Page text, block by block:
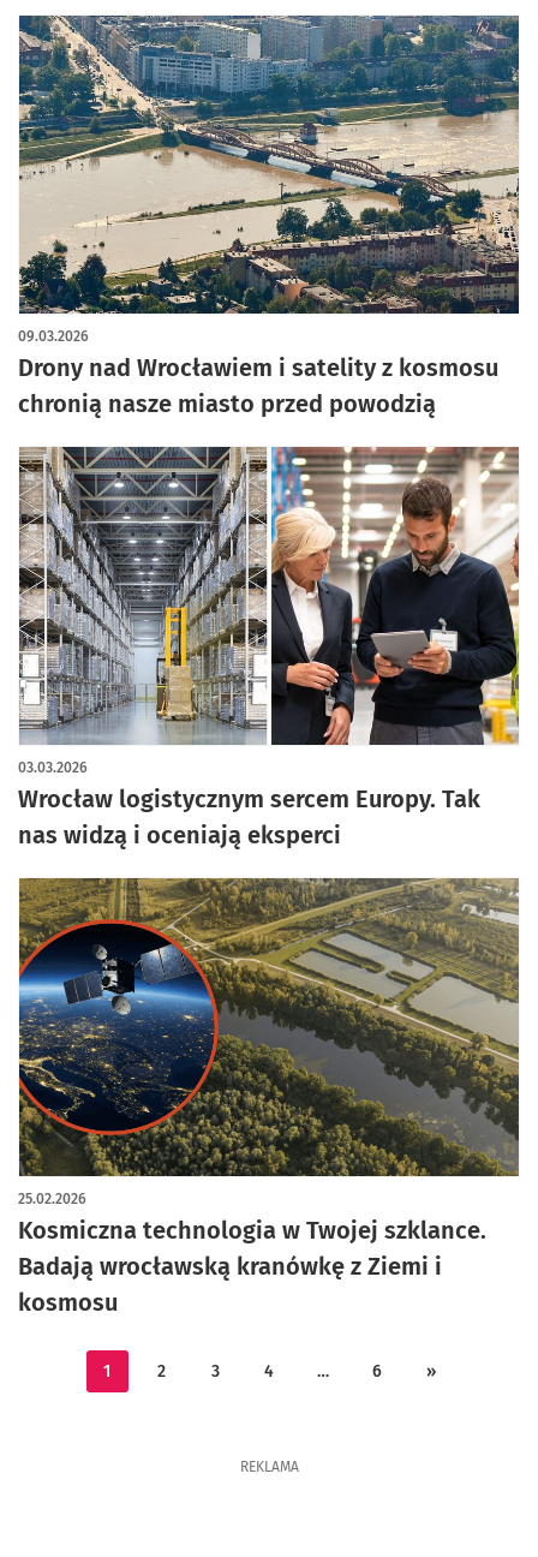
Drony nad Wrocławiem i satelity z kosmosu
chronią nasze miasto przed powodzią
09.03.2026
Wrocław logistycznym sercem Europy. Tak
nas widzą i oceniają eksperci
03.03.2026
Kosmiczna technologia w Twojej szklance.
Badają wrocławską kranówkę z Ziemi i
kosmosu
25.02.2026
1 2 3 4 … 6 »
REKLAMA